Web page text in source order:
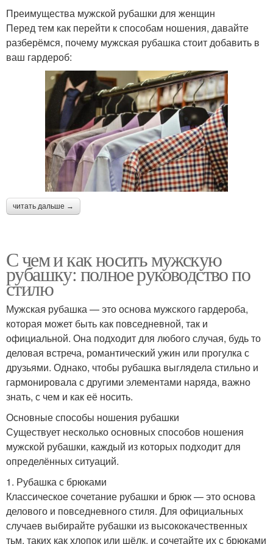
Преимущества мужской рубашки для женщин
Перед тем как перейти к способам ношения, давайте
разберёмся, почему мужская рубашка стоит добавить в
ваш гардероб:
читать дальше →
С чем и как носить мужскую
рубашку: полное руководство по
стилю
Мужская рубашка — это основа мужского гардероба,
которая может быть как повседневной, так и
официальной. Она подходит для любого случая, будь то
деловая встреча, романтический ужин или прогулка с
друзьями. Однако, чтобы рубашка выглядела стильно и
гармонировала с другими элементами наряда, важно
знать, с чем и как её носить.
Основные способы ношения рубашки
Существует несколько основных способов ношения
мужской рубашки, каждый из которых подходит для
определённых ситуаций.
1. Рубашка с брюками
Классическое сочетание рубашки и брюк — это основа
делового и повседневного стиля. Для официальных
случаев выбирайте рубашки из высококачественных
тьм, таких как хлопок или шёлк, и сочетайте их с брюками